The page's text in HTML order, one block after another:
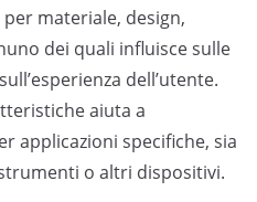
materiale, design,
dei quali influisce sulle
dell’utente.
aiuta a
applicazioni specifiche, sia
o altri dispositivi.